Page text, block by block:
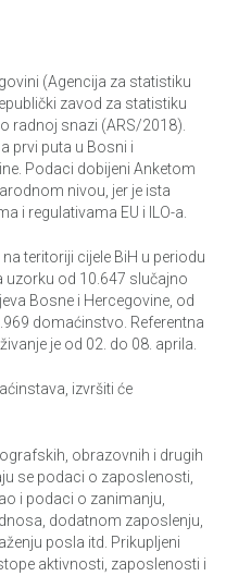
(Agencija za statistiku
zavod za statistiku
radnoj snazi (ARS/2018).
prvi puta u Bosni i
Podaci dobijeni Anketom
nivou, jer je ista
i regulativama EU i ILO-a.
teritoriji cijele BiH u periodu
uzorku od 10.647 slučajno
Bosne i Hercegovine, od
domaćinstvo. Referentna
je od 02. do 08. aprila.
izvršiti će
obrazovnih i drugih
se podaci o zaposlenosti,
i podaci o zanimanju,
dodatnom zaposlenju,
posla itd. Prikupljeni
aktivnosti, zaposlenosti i